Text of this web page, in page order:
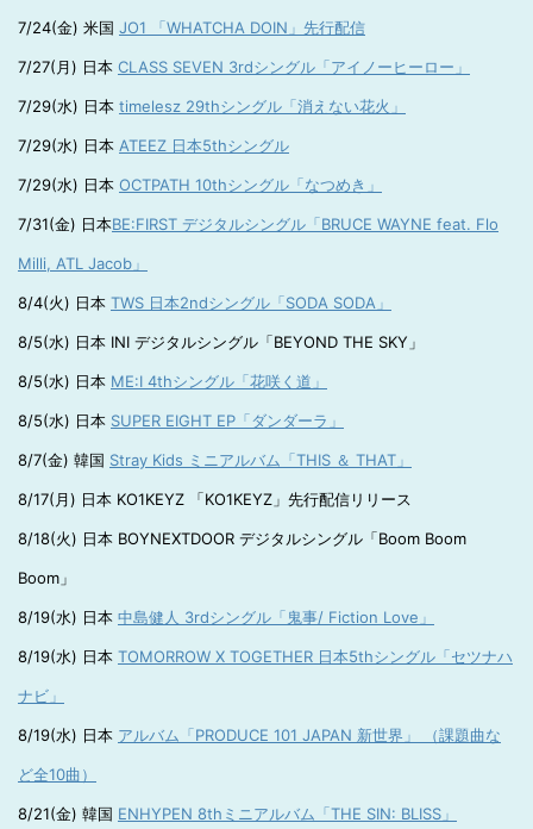
7/24(金) 米国 JO1 「WHATCHA DOIN」先行配信
7/27(月) 日本 CLASS SEVEN 3rdシングル「アイノーヒーロー」
7/29(水) 日本 timelesz 29thシングル「消えない花火」
7/29(水) 日本 ATEEZ 日本5thシングル
7/29(水) 日本 OCTPATH 10thシングル「なつめき」
7/31(金) 日本BE:FIRST デジタルシングル「BRUCE WAYNE feat. Flo
Milli, ATL Jacob」
8/4(火) 日本 TWS 日本2ndシングル「SODA SODA」
8/5(水) 日本 INI デジタルシングル「BEYOND THE SKY」
8/5(水) 日本 ME:I 4thシングル「花咲く道」
8/5(水) 日本 SUPER EIGHT EP「ダンダーラ」
8/7(金) 韓国 Stray Kids ミニアルバム「THIS ＆ THAT」
8/17(月) 日本 KO1KEYZ 「KO1KEYZ」先行配信リリース
8/18(火) 日本 BOYNEXTDOOR デジタルシングル「Boom Boom
Boom」
8/19(水) 日本 中島健人 3rdシングル「鬼事/ Fiction Love」
8/19(水) 日本 TOMORROW X TOGETHER 日本5thシングル「セツナハ
ナビ」
8/19(水) 日本 アルバム「PRODUCE 101 JAPAN 新世界」 （課題曲な
ど全10曲）
8/21(金) 韓国 ENHYPEN 8thミニアルバム「THE SIN: BLISS」